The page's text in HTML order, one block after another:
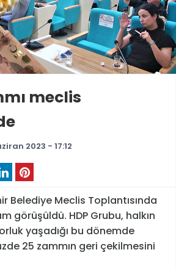
meclis
2023 - 17:12
Belediye Meclis Toplantısında
görüşüldü. HDP Grubu, halkın
yaşadığı bu dönemde
25 zammın geri çekilmesini